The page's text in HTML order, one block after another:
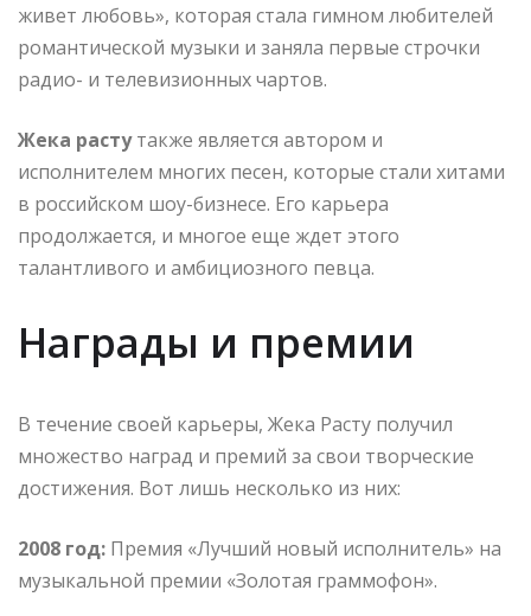
живет любовь», которая стала гимном любителей
романтической музыки и заняла первые строчки
радио- и телевизионных чартов.
Жека растутакже является автором и
исполнителем многих песен, которые стали хитами
в российском шоу-бизнесе. Его карьера
продолжается, и многое еще ждет этого
талантливого и амбициозного певца.
Награды и премии
В течение своей карьеры, Жека Расту получил
множество наград и премий за свои творческие
достижения. Вот лишь несколько из них:
2008 год: Премия «Лучший новый исполнитель» на
музыкальной премии «Золотая граммофон».